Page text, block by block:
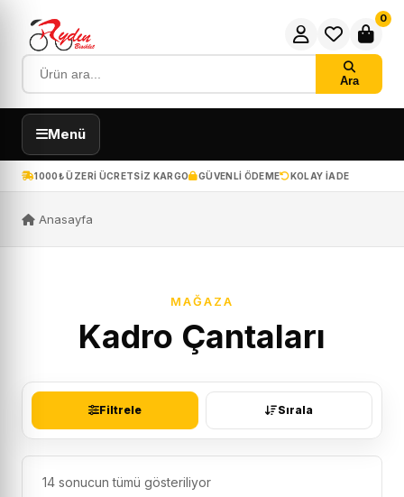
Ara
0
Menü
1000₺ ÜZERI ÜCRETSIZ KARGO GÜVENLI ÖDEME KOLAY IADE
Anasayfa
MAĞAZA
Kadro Çantaları
Filtrele Sırala
14 sonucun tümü gösteriliyor